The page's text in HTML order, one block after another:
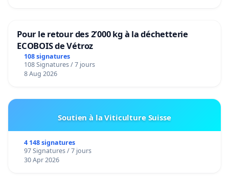
Pour le retour des 2’000 kg à la déchetterie
ECOBOIS de Vétroz
108 signatures
108 Signatures / 7 jours
8 Aug 2026
Soutien à la Viticulture Suisse
4 148 signatures
97 Signatures / 7 jours
30 Apr 2026